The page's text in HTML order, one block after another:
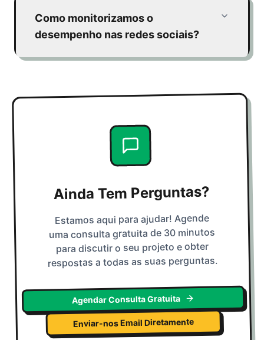
Como monitorizamos o
desempenho nas redes sociais?
Ainda Tem Perguntas?
Estamos aqui para ajudar! Agende
uma consulta gratuita de 30 minutos
para discutir o seu projeto e obter
respostas a todas as suas perguntas.
Agendar Consulta Gratuita
Enviar-nos Email Diretamente